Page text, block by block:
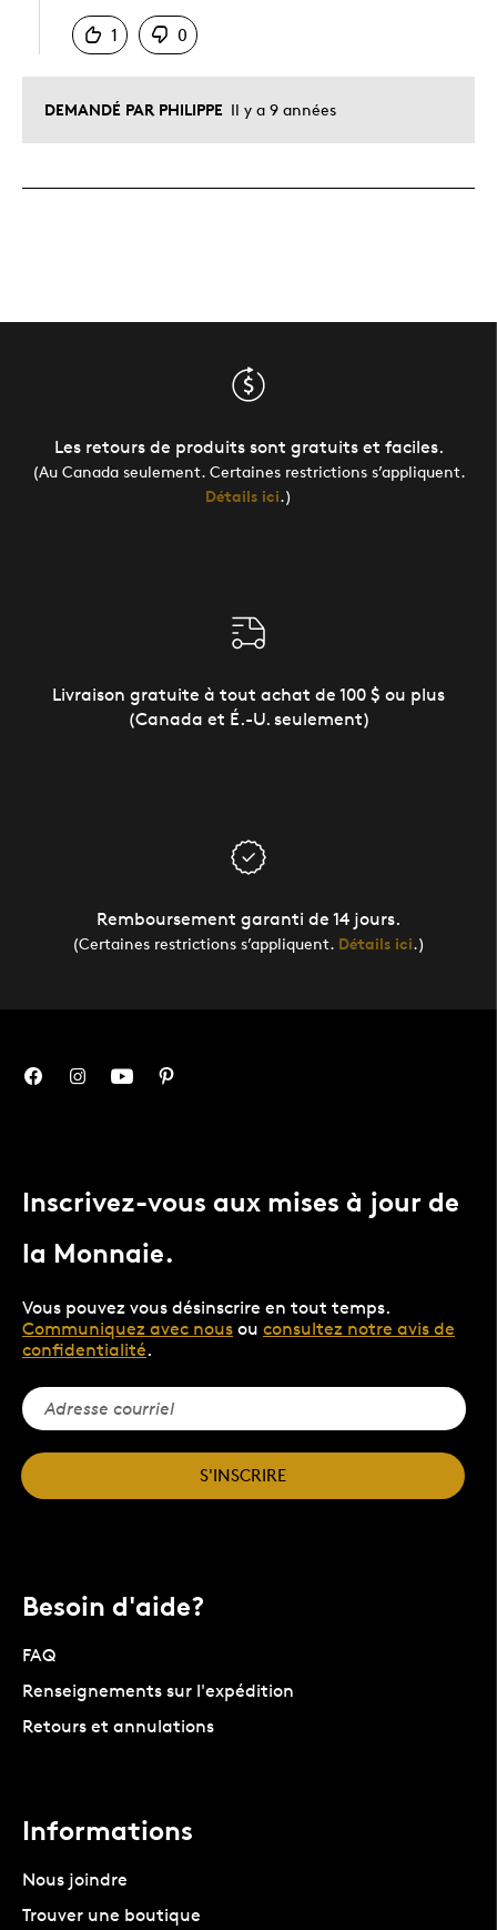
DEMANDÉ PAR PHILIPPE Il y a 9 années
1
0
Les retours de produits sont gratuits et faciles.
(Au Canada seulement. Certaines restrictions s’appliquent.
Détails ici.)
Livraison gratuite à tout achat de 100 $ ou plus
(Canada et É.-U. seulement)
Remboursement garanti de 14 jours.
(Certaines restrictions s’appliquent. Détails ici.)
Inscrivez-vous aux mises à jour de
la Monnaie.
Vous pouvez vous désinscrire en tout temps.
Communiquez avec nous ou consultez notre avis de
confidentialité.
S'INSCRIRE
Besoin d'aide?
FAQ
Renseignements sur l'expédition
Retours et annulations
Informations
Nous joindre
Trouver une boutique